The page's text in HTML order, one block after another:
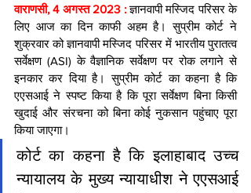
वाराणसी, 4 अगस्त 2023 : ज्ञानवापी मस्जिद परिसर के
लिए आज का दिन काफी अहम है। सुप्रीम कोर्ट ने
शुक्रवार को ज्ञानवापी मस्जिद परिसर में भारतीय पुरातत्व
सर्वेक्षण (ASI) के वैज्ञानिक सर्वेक्षण पर रोक लगाने से
इनकार कर दिया है। सुप्रीम कोर्ट का कहना है कि
एएसआई ने स्पष्ट किया है कि पूरा सर्वेक्षण बिना किसी
खुदाई और संरचना को बिना कोई नुकसान पहुंचाए पूरा
किया जाएगा।
कोर्ट का कहना है कि इलाहाबाद उच्च
न्यायालय के मुख्य न्यायाधीश ने एएसआई